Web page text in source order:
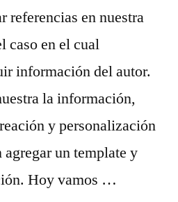
referencias en nuestra
caso en el cual
información del autor.
la información,
y personalización
un template y
Hoy vamos …